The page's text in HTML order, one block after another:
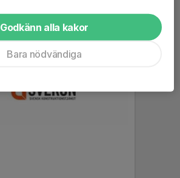
Godkänn alla kakor
Bara nödvändiga